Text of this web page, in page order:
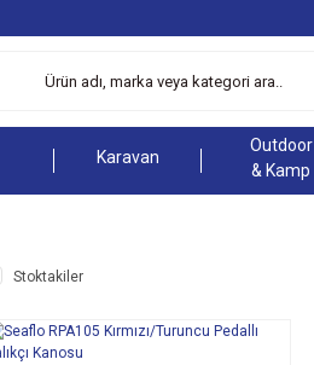
Karavan
Outdoor
& Kamp
Stoktakiler